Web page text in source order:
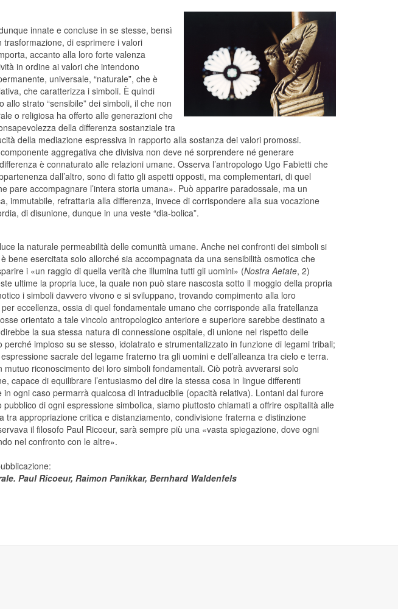
innate e concluse in se stesse, bensì
di esprimere i valori
accanto alla loro forte valenza
in ordine ai valori che intendono
universale, “naturale”, che è
che caratterizza i simboli. È quindi
strato “sensibile” dei simboli, il che non
o religiosa ha offerto alle generazioni che
della differenza sostanziale tra
della mediazione espressiva in rapporto alla sostanza dei valori promossi.
aggregativa che divisiva non deve né sorprendere né generare
è connaturato alle relazioni umane. Osserva l’antropologo Ugo Fabietti che
dall’altro, sono di fatto gli aspetti opposti, ma complementari, di quel
pare accompagnare l’intera storia umana». Può apparire paradossale, ma un
immutabile, refrattaria alla differenza, invece di corrispondere alla sua vocazione
di disunione, dunque in una veste “dia-bolica”.
la naturale permeabilità delle comunità umane. Anche nei confronti dei simboli si
bene esercitata solo allorché sia accompagnata da una sensibilità osmotica che
i «un raggio di quella verità che illumina tutti gli uomini» (Nostra Aetate, 2)
ultime la propria luce, la quale non può stare nascosta sotto il moggio della propria
i simboli davvero vivono e si sviluppano, trovando compimento alla loro
eccellenza, ossia di quel fondamentale umano che corrisponde alla fratellanza
orientato a tale vincolo antropologico anteriore e superiore sarebbe destinato a
la sua stessa natura di connessione ospitale, di unione nel rispetto delle
imploso su se stesso, idolatrato e strumentalizzato in funzione di legami tribali;
sacrale del legame fraterno tra gli uomini e dell’alleanza tra cielo e terra.
riconoscimento dei loro simboli fondamentali. Ciò potrà avverarsi solo
capace di equilibrare l’entusiasmo del dire la stessa cosa in lingue differenti
ogni caso permarrà qualcosa di intraducibile (opacità relativa). Lontani dal furore
di ogni espressione simbolica, siamo piuttosto chiamati a offrire ospitalità alle
tra appropriazione critica e distanziamento, condivisione fraterna e distinzione
il filosofo Paul Ricoeur, sarà sempre più una «vasta spiegazione, dove ogni
nel confronto con le altre».
Paul Ricoeur, Raimon Panikkar, Bernhard Waldenfels